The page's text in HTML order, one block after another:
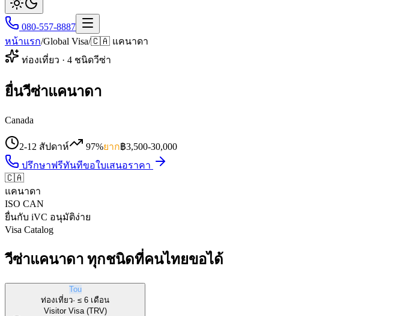
080-557-8887
หน้าแรก/Global Visa/🇨🇦 แคนาดา
ท่องเที่ยว · 4 ชนิดวีซ่า
ยื่นวีซ่าแคนาดา
Canada
2-12 สัปดาห์ 97%ยาก฿3,500-30,000
ปรึกษาฟรีทันทีขอใบเสนอราคา
🇨🇦
แคนาดา
ISO CAN
ยื่นกับ iVC อนุมัติง่าย
Visa Catalog
วีซ่าแคนาดา ทุกชนิดที่คนไทยขอได้
Tou
ท่องเที่ยว· ≤ 6 เดือน
Visitor Visa (TRV)